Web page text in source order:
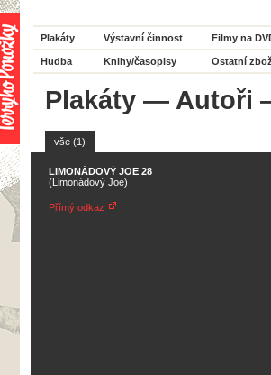
Plakáty Výstavní činnost Filmy na
Hudba Knihy/časopisy Ostatní
Plakáty — Autoři
vše (1)
LIMONÁDOVÝ JOE 28
(Limonádový Joe)
Přímý odkaz